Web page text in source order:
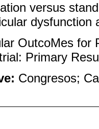
versus
dysfunction
OutcoMes for
Primary
Congresos;